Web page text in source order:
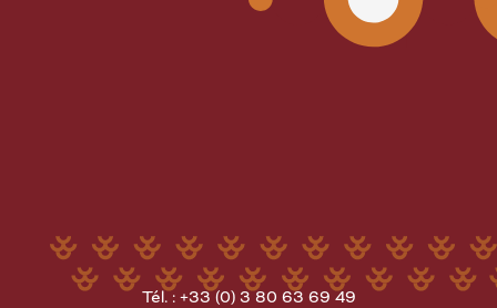
Tél. : +33 (0) 3 80 63 69 49